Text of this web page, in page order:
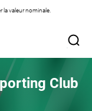
la valeur nominale.
Club